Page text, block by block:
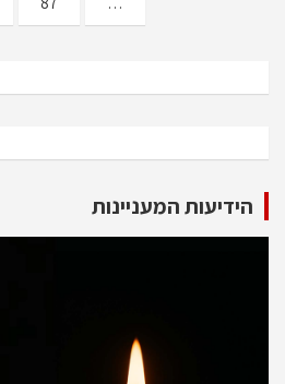
הידיעות המעניינות